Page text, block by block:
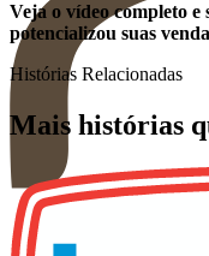
Veja o vídeo completo e
potencializou suas
Histórias Relacionadas
Mais histórias